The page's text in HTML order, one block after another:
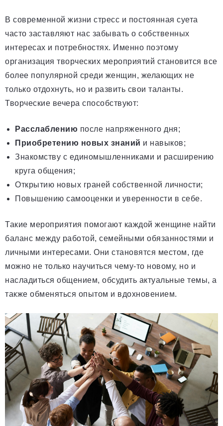
В современной жизни стресс и постоянная суета
часто заставляют нас забывать о собственных
интересах и потребностях. Именно поэтому
организация творческих мероприятий становится все
более популярной среди женщин, желающих не
только отдохнуть, но и развить свои таланты.
Творческие вечера способствуют:
Расслаблению после напряженного дня;
Приобретению новых знаний и навыков;
Знакомству с единомышленниками и расширению
круга общения;
Открытию новых граней собственной личности;
Повышению самооценки и уверенности в себе.
Такие мероприятия помогают каждой женщине найти
баланс между работой, семейными обязанностями и
личными интересами. Они становятся местом, где
можно не только научиться чему-то новому, но и
насладиться общением, обсудить актуальные темы, а
также обменяться опытом и вдохновением.